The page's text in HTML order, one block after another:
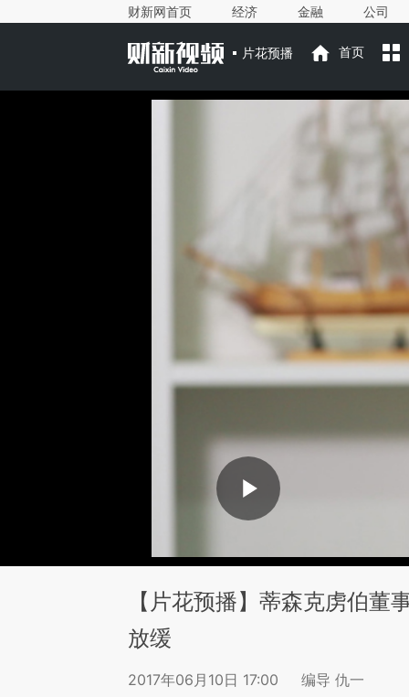
财新网首页 经济 金融 公司
片花预播 首页
【片花预播】蒂森克虏伯董
放缓
2017年06月10日 17:00
编导 仇一